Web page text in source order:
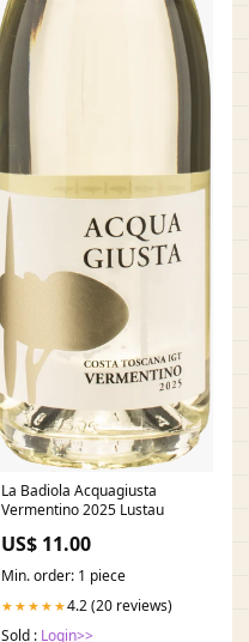
La Badiola Acquagiusta
Vermentino 2025 Lustau
US$ 11.00
Min. order: 1 piece
★★★★★4.2 (20 reviews)
Sold : Login>>